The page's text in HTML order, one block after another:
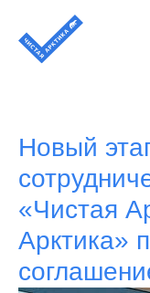
Новый
«Чистая
Арктика»